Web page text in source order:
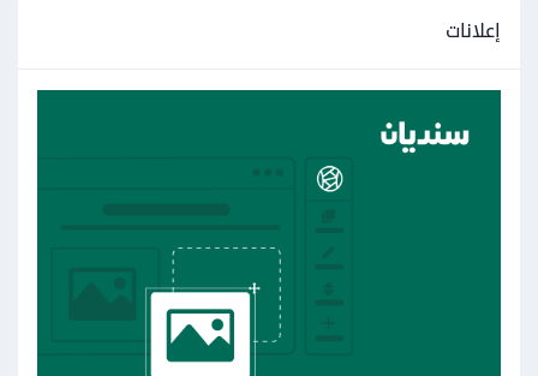
إعلانات